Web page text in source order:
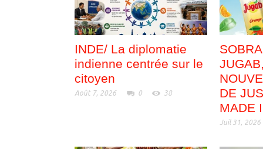
INDE/ La diplomatie
indienne centrée sur le
citoyen
Août 7, 2026 0 38
DE
MADE
Juil 31, 2026